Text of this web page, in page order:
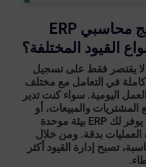
كيف يمنحك برنامج محاسبي ERP
القيود المختلفة؟
البرنامج المحاسبي ERP لا يقتصر فقط على تسجيل
كاملة في التعامل مع مختلف
اليومية. سواء كنت تدير
المشتريات والمبيعات، أو
تقوم بالتسويات الدورية، يوفر لك ERP بيئة موحدة
بدقة. ومن خلال
، تصبح إدارة القيود أكثر